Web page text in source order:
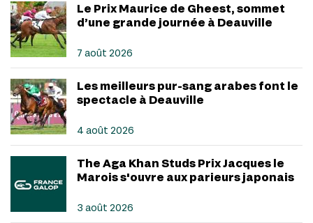
Le Prix Maurice de Gheest, sommet
d’une grande journée à Deauville
7 août 2026
Les meilleurs pur-sang arabes font le
spectacle à Deauville
4 août 2026
The Aga Khan Studs Prix Jacques le
Marois s'ouvre aux parieurs japonais
3 août 2026